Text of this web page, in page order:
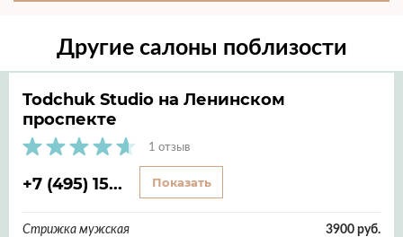
Другие салоны поблизости
Todchuk Studio на Ленинском
проспекте
1 отзыв
+7 (495) 15... Показать
Стрижка мужская 3900 руб.